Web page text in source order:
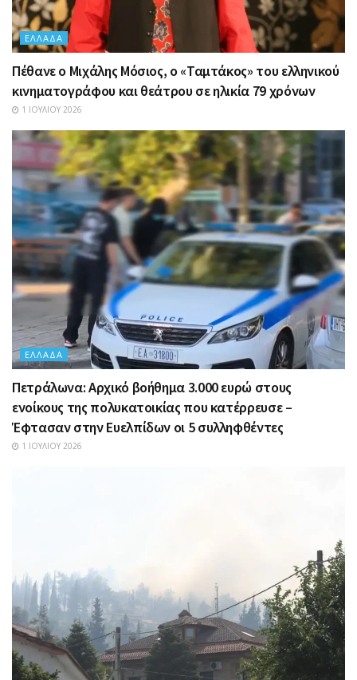
ΕΛΛΆΔΑ
Πέθανε ο Μιχάλης Μόσιος, ο «Ταμτάκος» του ελληνικού
κινηματογράφου και θεάτρου σε ηλικία 79 χρόνων
1 ΙΟΥΛΊΟΥ 2026
ΕΛΛΆΔΑ
Πετράλωνα: Αρχικό βοήθημα 3.000 ευρώ στους
ενοίκους της πολυκατοικίας που κατέρρευσε –
Έφτασαν στην Ευελπίδων οι 5 συλληφθέντες
1 ΙΟΥΛΊΟΥ 2026